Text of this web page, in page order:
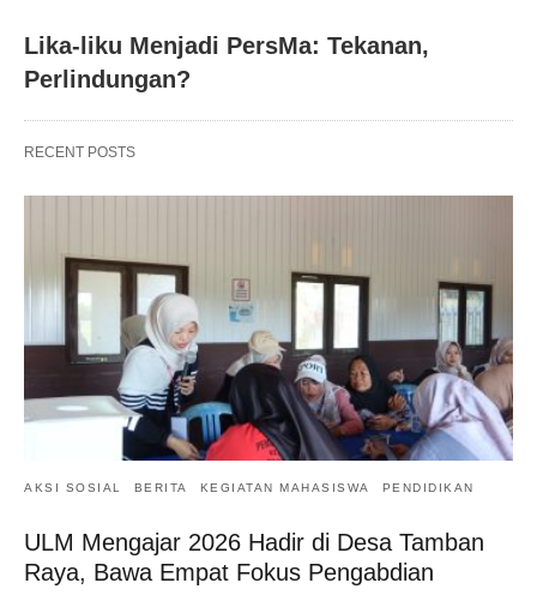
Lika-liku Menjadi PersMa: Tekanan,
Perlindungan?
RECENT POSTS
AKSI SOSIAL BERITA KEGIATAN MAHASISWA PENDIDIKAN
ULM Mengajar 2026 Hadir di Desa Tamban
Raya, Bawa Empat Fokus Pengabdian